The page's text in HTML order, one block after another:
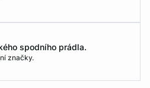
spodního prádla.
značky.